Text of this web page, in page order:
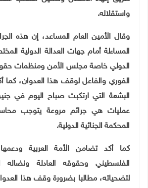
واستقلاله.
وقال الأمين العام المساعد، إن هذه
المساءلة أمام جهات العدالة الدولية
الدولي خاصة مجلس الأمن ومنظمات
الفوري والفاعل لوقف هذا العدوان، كما
البشعة التي ارتكبت صباح اليوم في
عمليات هي جرائم مروعة يتوجب
المحكمة الجنائية الدولية.
كما أكد تضامن الأمة العربية
الفلسطيني وحقوقه العادلة ونضاله
لتضحياته، مطالبا بضرورة وقف هذا